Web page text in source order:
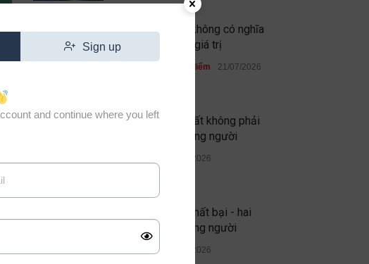
0
Chưa xuất sắc không có nghĩa
là em không có giá trị
Quan điểm 21/07/2026
Thứ đáng sợ nhất không phải
quỷ dữ, mà là lòng người
19/07/2026
Thành công và thất bại - hai
phép thử của lòng người
Quan điểm 13/07/2026
Sign up
and continue where you left